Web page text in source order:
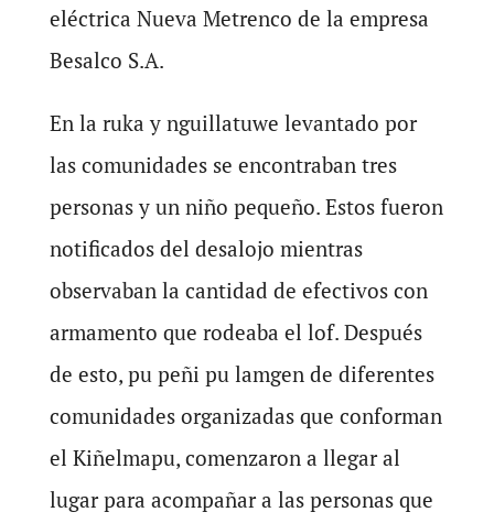
eléctrica Nueva Metrenco de la empresa
Besalco S.A.
En la ruka y nguillatuwe levantado por
las comunidades se encontraban tres
personas y un niño pequeño. Estos fueron
notificados del desalojo mientras
observaban la cantidad de efectivos con
armamento que rodeaba el lof. Después
de esto, pu peñi pu lamgen de diferentes
comunidades organizadas que conforman
el Kiñelmapu, comenzaron a llegar al
lugar para acompañar a las personas que